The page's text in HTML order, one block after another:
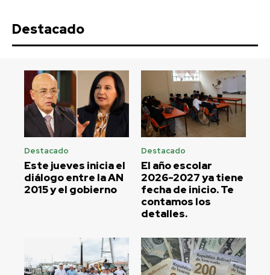
Destacado
Destacado
Este jueves inicia el
diálogo entre la AN
2015 y el gobierno
Destacado
El año escolar
2026-2027 ya tiene
fecha de inicio. Te
contamos los
detalles.